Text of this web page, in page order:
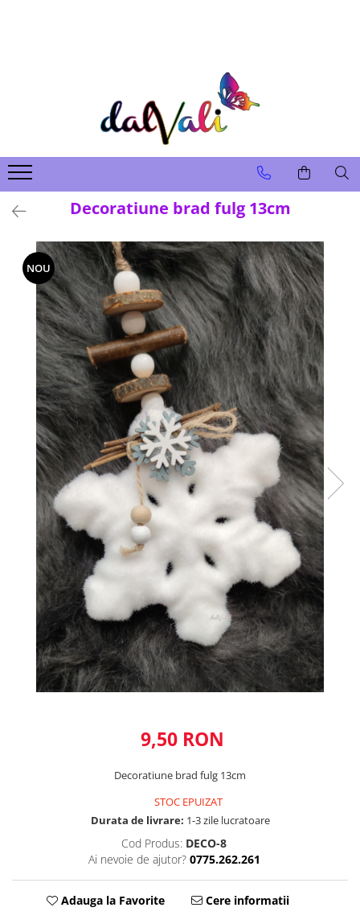
GENTI DE COLORAT
Decoratiune brad fulg 13cm
NOU
9,50 RON
Decoratiune brad fulg 13cm
STOC EPUIZAT
Durata de livrare: 1-3 zile lucratoare
Cod Produs: DECO-8
Ai nevoie de ajutor? 0775.262.261
Adauga la Favorite Cere informatii